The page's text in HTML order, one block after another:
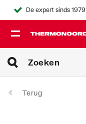
De expert sinds
Terug